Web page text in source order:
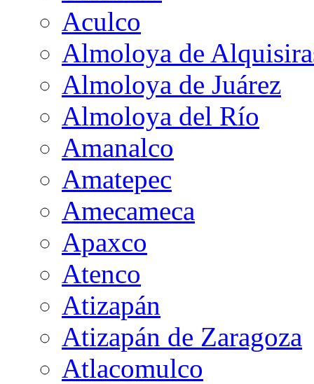
Aculco
Almoloya de
Almoloya de Juárez
Almoloya del Río
Amanalco
Amatepec
Amecameca
Apaxco
Atenco
Atizapán
Atizapán de Zaragoza
Atlacomulco